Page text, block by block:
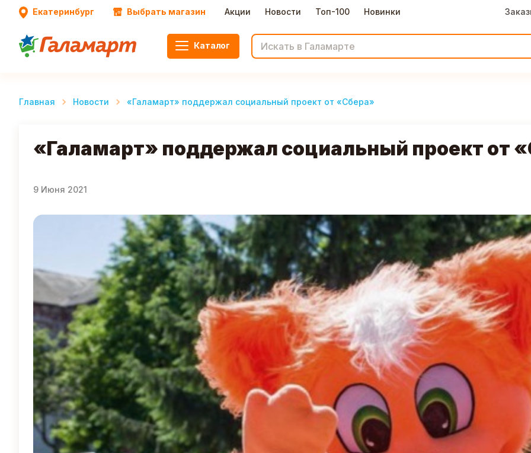
Екатеринбург Выбрать магазин Акции Новости Топ-100 Новинки
Каталог
Главная Новости «Галамарт» поддержал социальный проект от «Сбера»
«Галамарт» поддержал социальный проект от
9 Июня 2021